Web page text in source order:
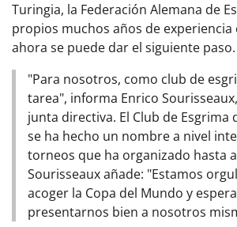
Turingia, la Federación Alemana de
propios muchos años de experiencia
ahora se puede dar el siguiente paso.
"Para nosotros, como club de
tarea", informa Enrico
junta directiva. El Club de Esgrima
se ha hecho un nombre a nivel
torneos que ha organizado hasta
Sourisseaux añade: "Estamos
acoger la Copa del Mundo y
presentarnos bien a nosotros